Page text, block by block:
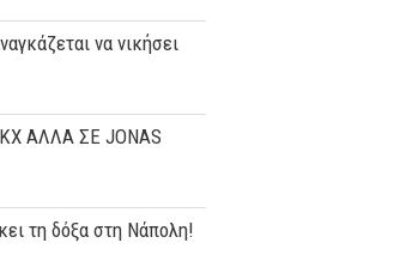
να νικήσει
ΑΛΛΑ ΣΕ JONAS
τη δόξα στη Νάπολη!